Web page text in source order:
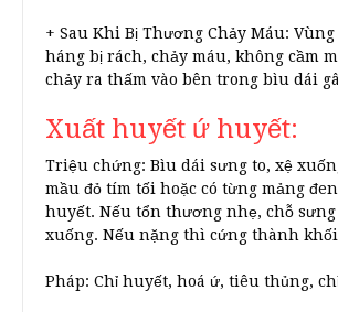
+ Sau Khi Bị Thương Chảy Máu:
háng bị rách, chảy máu, không cầm
chảy ra thấm vào bên trong bìu dái
Xuất huyết ứ huyết:
Triệu chứng: Bìu dái sưng to, xệ
mầu đỏ tím tối hoặc có từng mảng
huyết. Nếu tổn thương nhẹ, chỗ sưng
xuống. Nếu nặng thì cứng thành
Pháp: Chỉ huyết, hoá ứ, tiêu thủng,